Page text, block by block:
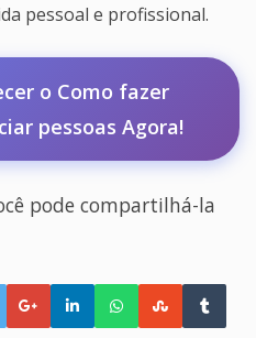
pessoal e profissional.
o Como fazer
pessoas Agora!
pode compartilhá-la